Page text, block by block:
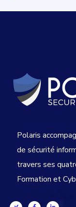
Polaris
de sécurité
travers ses
Formation et